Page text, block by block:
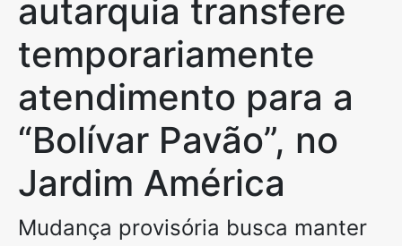
autarquia transfere
temporariamente
atendimento para a
“Bolívar Pavão”, no
Jardim América
Mudança provisória busca manter